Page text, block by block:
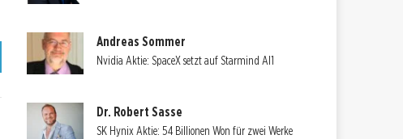
Andreas Sommer
Nvidia Aktie: SpaceX setzt auf Starmind AI1
Dr. Robert Sasse
SK Hynix Aktie: 54 Billionen Won für zwei Werke